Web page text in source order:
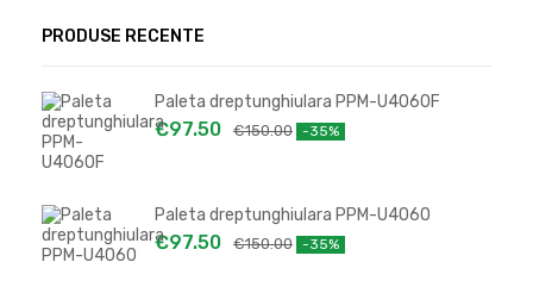
PRODUSE RECENTE
Paleta dreptunghiulara PPM-U4060F
€150.00
€97.50 -35%
Paleta dreptunghiulara PPM-U4060
€150.00
€97.50 -35%